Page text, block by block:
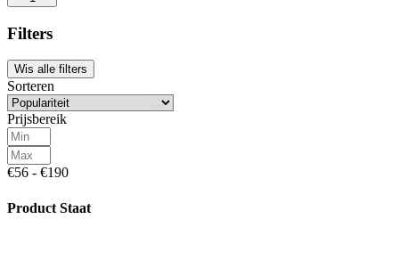
Filters
Wis alle filters
Sorteren
Prijsbereik
€56 - €190
Product Staat